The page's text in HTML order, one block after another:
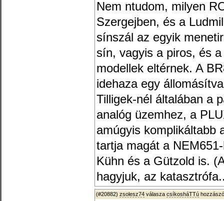
Nem ntudom, milyen
Szergejben, és a
sínszál az egyik
sín, vagyis a piros, és
modellek eltérnek. A
idehaza egy
Tilligek-nél általában a
analóg üzemhez, a
amúgyis komplikáltabb
tartja magát a
Kühn és a Gützold is.
hagyjuk, az
(#20882) zsolesz74 válasza csíkosháTTú